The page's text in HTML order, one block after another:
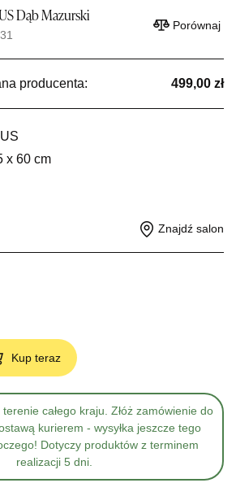
Dąb Mazurski
Porównaj
producenta: 499,00 zł
x 60 cm
Znajdź salon
Kup teraz
całego kraju. Złóż zamówienie do
kurierem - wysyłka jeszcze tego
Dotyczy produktów z terminem
realizacji 5 dni.